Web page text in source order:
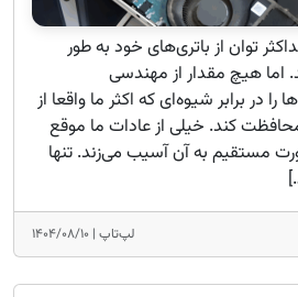
توان از باتری‌های خود به طور
اما هیچ مقدار از مهندسی
در برابر شیوه‌ای که اکثر ما واقعا از
کند. خیلی از عادات ما موقع
مستقیم به آن آسیب می‌زند. تنها
لپ‌تاپ | ۱۴۰۴/۰۸/۱۰